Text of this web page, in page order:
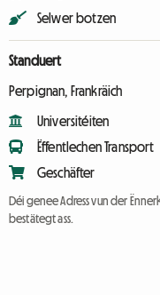
Selwer botzen
Standuert
Perpignan, Frankräich
Universitéiten
Ëffentlechen Transport
Geschäfter
Déi genee Adress vun der
bestätegt ass.